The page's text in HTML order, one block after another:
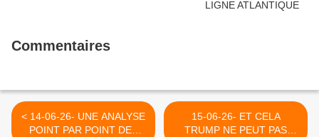
Commentaires
< 14-06-26- UNE ANALYSE
POINT PAR POINT DES
15-06-26- ET CELA
TRUMP NE PEUT PAS